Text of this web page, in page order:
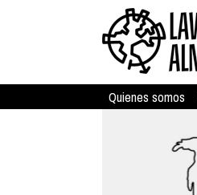
Quienes somos